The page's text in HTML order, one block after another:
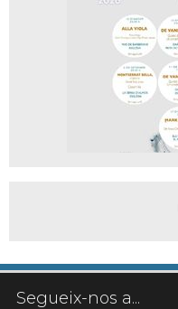
Segueix-nos a...